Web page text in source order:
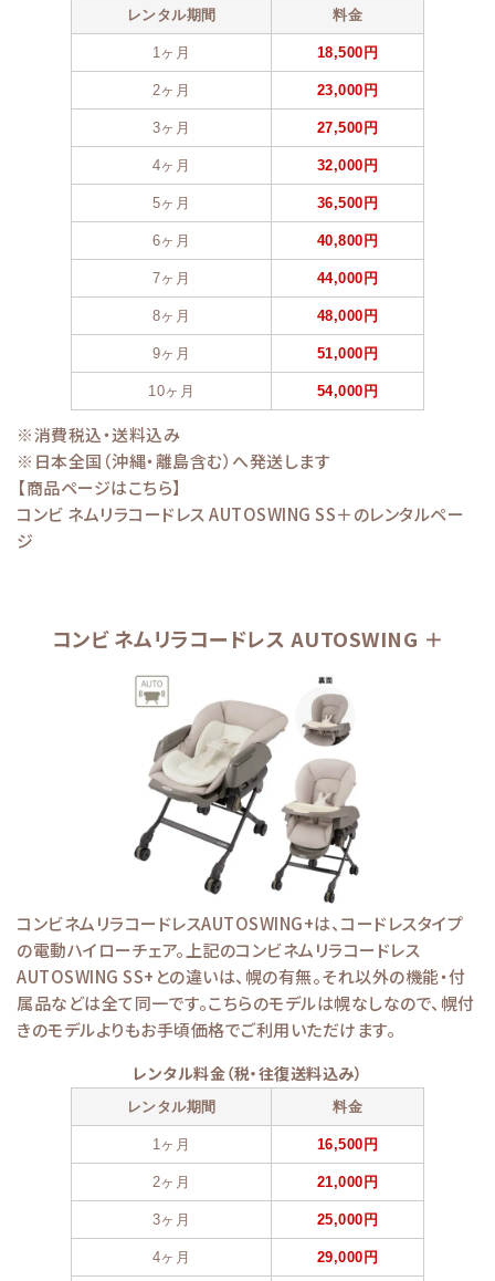
レンタル期間 料金
1ヶ月 18,500円
2ヶ月 23,000円
3ヶ月 27,500円
4ヶ月 32,000円
5ヶ月 36,500円
6ヶ月 40,800円
7ヶ月 44,000円
8ヶ月 48,000円
9ヶ月 51,000円
10ヶ月 54,000円
※消費税込・送料込み
※日本全国（沖縄・離島含む）へ発送します
【商品ページはこちら】
コンビ ネムリラコードレス AUTOSWING SS＋のレンタルペー
ジ
コンビ ネムリラコードレス AUTOSWING ＋
コンビネムリラコードレスAUTOSWING+は、コードレスタイプ
の電動ハイローチェア。上記のコンビネムリラコードレス
AUTOSWING SS+との違いは、幌の有無。それ以外の機能・付
属品などは全て同一です。こちらのモデルは幌なしなので、幌付
きのモデルよりもお手頃価格でご利用いただけます。
レンタル料金（税・往復送料込み）
レンタル期間 料金
1ヶ月 16,500円
2ヶ月 21,000円
3ヶ月 25,000円
4ヶ月 29,000円